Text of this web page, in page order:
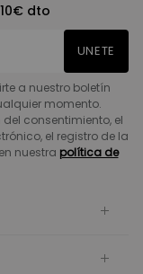
dto
UNETE
a nuestro boletín
momento.
consentimiento, el
el registro de la
nuestra política de